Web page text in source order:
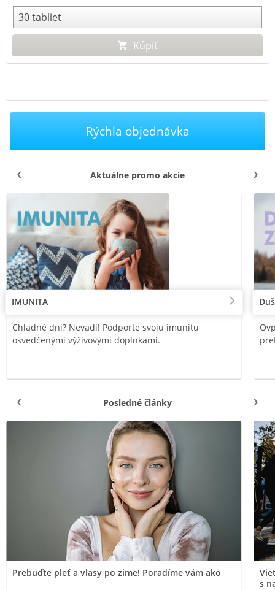
Kúpiť
Rýchla objednávka
Aktuálne promo akcie
IMUNITA
Chladné dni? Nevadí! Podporte svoju imunitu
osvedčenými výživovými doplnkami.
Posledné články
Prebuďte pleť a vlasy po zime! Poradíme vám ako
s